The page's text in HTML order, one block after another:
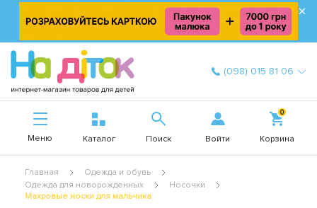
×
(098) 015 81 06
Меню Каталог Поиск Войти
0
Корзина
Главная
Одежда и обувь
Одежда для новорожденных
Носочки
Махровые носки для мальчика